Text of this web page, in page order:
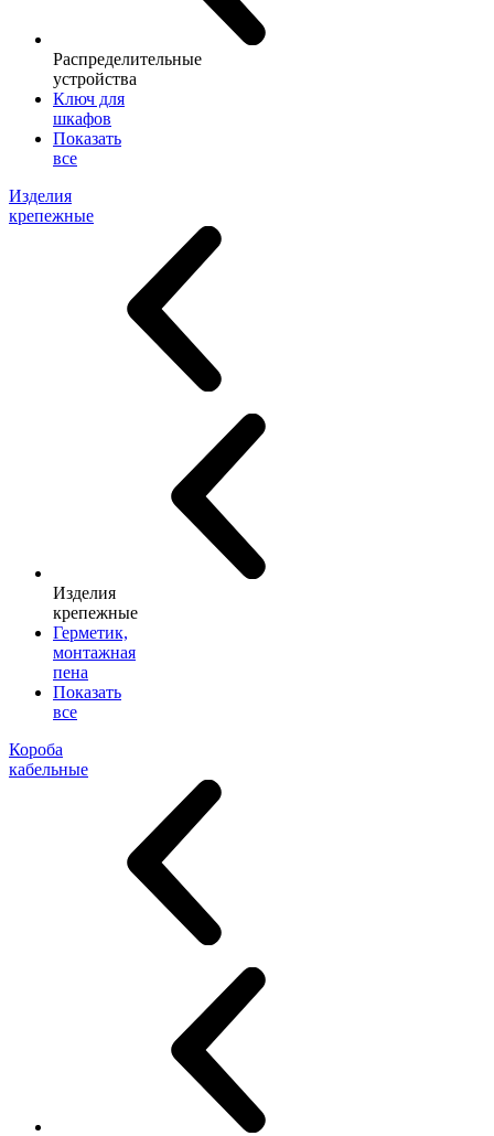
Распределительные
устройства
Ключ для
шкафов
Показать
все
Изделия
крепежные
Изделия
крепежные
Герметик,
монтажная
пена
Показать
все
Короба
кабельные